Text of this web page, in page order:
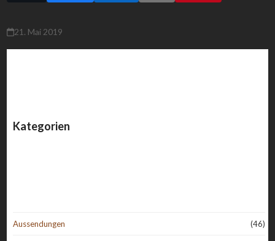
21. Mai 2019
Kategorien
Aussendungen (46)